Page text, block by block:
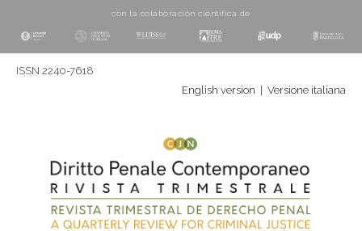
con la colaboración cientí­fica de
ISSN 2240-7618
English version
Versione italiana